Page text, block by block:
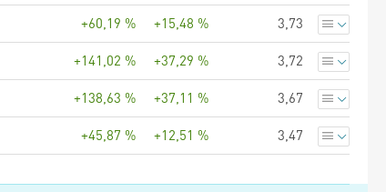
+60,19 % +15,48 % 3,73
+141,02 % +37,29 % 3,72
+138,63 % +37,11 % 3,67
+45,87 % +12,51 % 3,47